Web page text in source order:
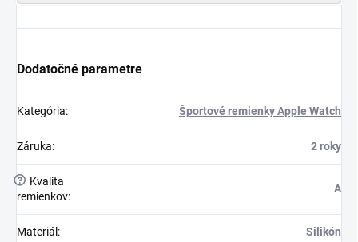
Dodatočné parametre
Kategória: Športové remienky Apple Watch
Záruka: 2 roky
?
Kvalita
remienkov:
A
Materiál : Silikón